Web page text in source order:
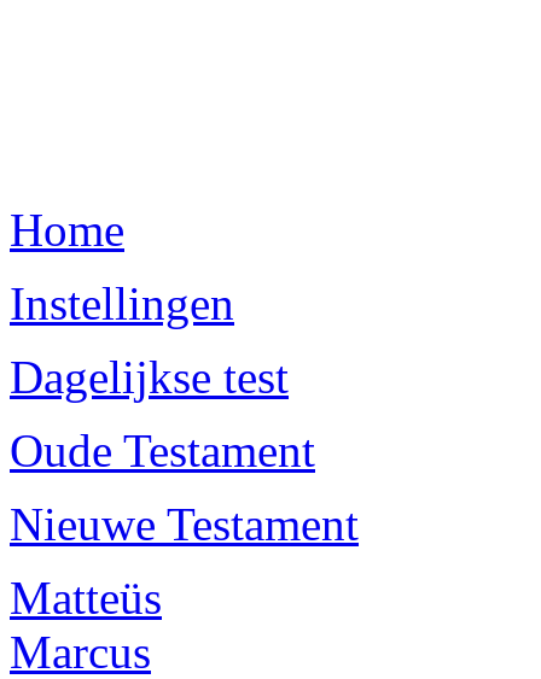
Home
Instellingen
Dagelijkse test
Oude Testament
Nieuwe Testament
Matteüs
Marcus